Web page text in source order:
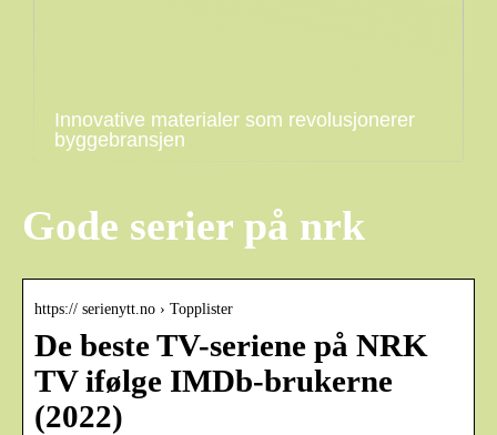
Innovative materialer som revolusjonerer
byggebransjen
Gode serier på nrk
https:// serienytt.no › Topplister
De beste TV-seriene på NRK
TV ifølge IMDb-brukerne
(2022)